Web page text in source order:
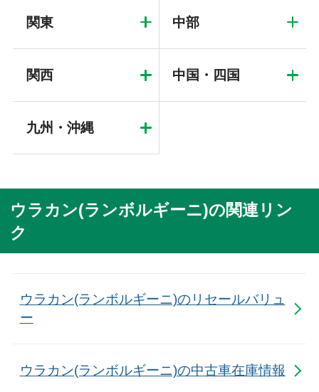
関東 中部
関西 中国・四国
九州・沖縄
ウラカン(ランボルギーニ)の関連リン
ク
ウラカン(ランボルギーニ)のリセールバリュ
ー
ウラカン(ランボルギーニ)の中古車在庫情報